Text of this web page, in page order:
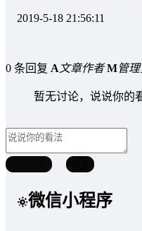
2019-5-18 21:56:11
0 条回复 A文章作者 M管
暂无讨论，说说你的
微信小程序